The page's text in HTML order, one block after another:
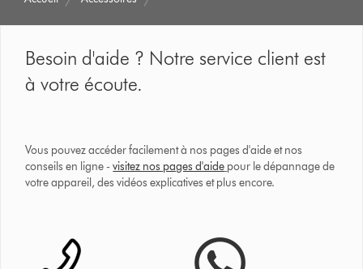
Besoin d'aide ? Notre service client est
à votre écoute.
Vous pouvez accéder facilement à nos pages d'aide et nos
conseils en ligne -visitez nos pages d'aide pour le dépannage de
votre appareil, des vidéos explicatives et plus encore.